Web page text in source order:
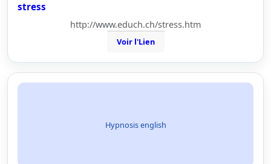
stress
http://www.educh.ch/stress.htm
Voir l'Lien
Hypnosis english